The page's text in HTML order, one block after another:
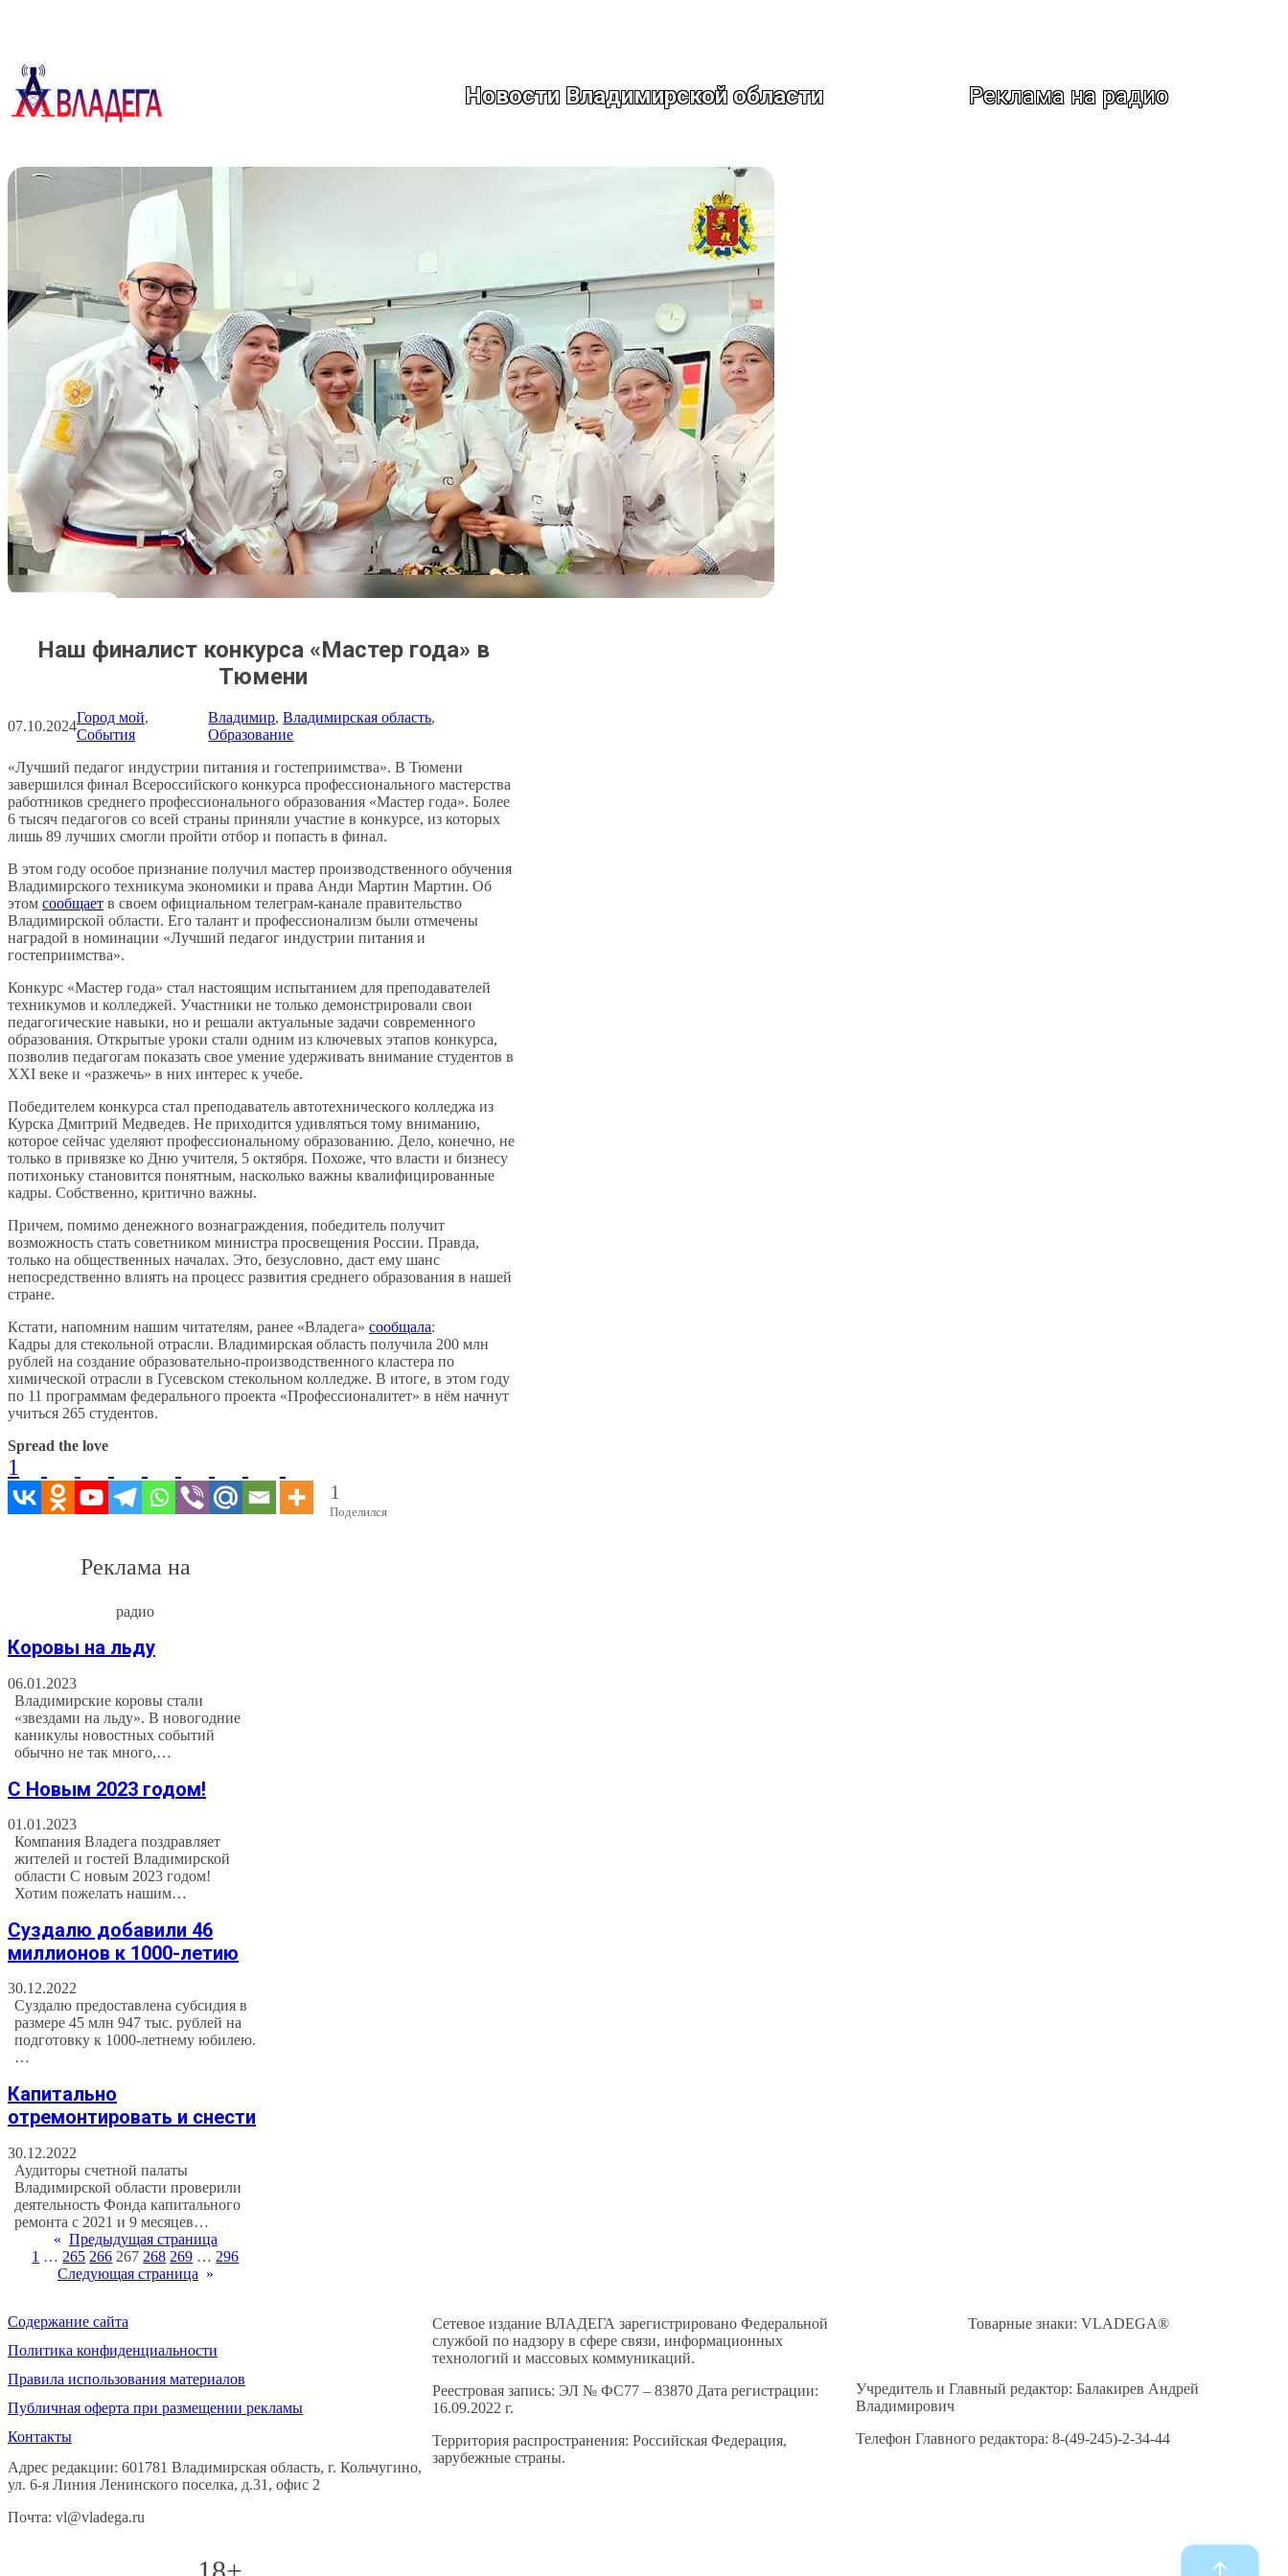
Новости Владимирской области Реклама на радио
Наш финалист конкурса «Мастер года» в
Тюмени
07.10.2024
Город мой
События
Владимир, Владимирская область
Образование
«Лучший педагог индустрии питания и гостеприимства». В Тюмени
завершился финал Всероссийского конкурса профессионального мастерства
работников среднего профессионального образования «Мастер года». Более
6 тысяч педагогов со всей страны приняли участие в конкурсе, из которых
лишь 89 лучших смогли пройти отбор и попасть в финал.
В этом году особое признание получил мастер производственного обучения
Владимирского техникума экономики и права Анди Мартин Мартин. Об
этом сообщает в своем официальном телеграм-канале правительство
Владимирской области. Его талант и профессионализм были отмечены
наградой в номинации «Лучший педагог индустрии питания и
гостеприимства».
Конкурс «Мастер года» стал настоящим испытанием для преподавателей
техникумов и колледжей. Участники не только демонстрировали свои
педагогические навыки, но и решали актуальные задачи современного
образования. Открытые уроки стали одним из ключевых этапов конкурса,
позволив педагогам показать свое умение удерживать внимание студентов в
XXI веке и «разжечь» в них интерес к учебе.
Победителем конкурса стал преподаватель автотехнического колледжа из
Курска Дмитрий Медведев. Не приходится удивляться тому вниманию,
которое сейчас уделяют профессиональному образованию. Дело, конечно, не
только в привязке ко Дню учителя, 5 октября. Похоже, что власти и бизнесу
потихоньку становится понятным, насколько важны квалифицированные
кадры. Собственно, критично важны.
Причем, помимо денежного вознаграждения, победитель получит
возможность стать советником министра просвещения России. Правда,
только на общественных началах. Это, безусловно, даст ему шанс
непосредственно влиять на процесс развития среднего образования в нашей
стране.
Кстати, напомним нашим читателям, ранее «Владега» сообщала:
Кадры для стекольной отрасли. Владимирская область получила 200 млн
рублей на создание образовательно-производственного кластера по
химической отрасли в Гусевском стекольном колледже. В итоге, в этом году
по 11 программам федерального проекта «Профессионалитет» в нём начнут
учиться 265 студентов.
Spread the love
1
1
Поделился
Реклама на
радио
Коровы на льду
06.01.2023
Владимирские коровы стали
«звездами на льду». В новогодние
каникулы новостных событий
обычно не так много,…
С Новым 2023 годом!
01.01.2023
Компания Владега поздравляет
жителей и гостей Владимирской
области С новым 2023 годом!
Хотим пожелать нашим…
Суздалю добавили 46
миллионов к 1000-летию
30.12.2022
Суздалю предоставлена субсидия в
размере 45 млн 947 тыс. рублей на
подготовку к 1000-летнему юбилею.
…
Капитально
отремонтировать и снести
30.12.2022
Аудиторы счетной палаты
Владимирской области проверили
деятельность Фонда капитального
ремонта с 2021 и 9 месяцев…
« Предыдущая страница
1 … 265 266 267 268 269 … 296
Следующая страница »
Содержание сайта
Политика конфиденциальности
Правила использования материалов
Публичная оферта при размещении рекламы
Контакты
Адрес редакции: 601781 Владимирская область, г. Кольчугино,
ул. 6-я Линия Ленинского поселка, д.31, офис 2
Почта: vl@vladega.ru
Сетевое издание ВЛАДЕГА зарегистрировано Федеральной
службой по надзору в сфере связи, информационных
технологий и массовых коммуникаций.
Реестровая запись: ЭЛ № ФС77 – 83870 Дата регистрации:
16.09.2022 г.
Территория распространения: Российская Федерация,
зарубежные страны.
Товарные знаки: VLADEGA®
Учредитель и Главный редактор: Балакирев Андрей
Владимирович
Телефон Главного редактора: 8-(49-245)-2-34-44